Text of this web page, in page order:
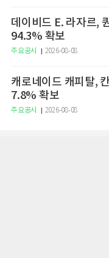
데이비드 E. 라자르,
94.3% 확보
주요공시 2026-08-08
캐로네이드 캐피탈,
7.8% 확보
주요공시 2026-08-08